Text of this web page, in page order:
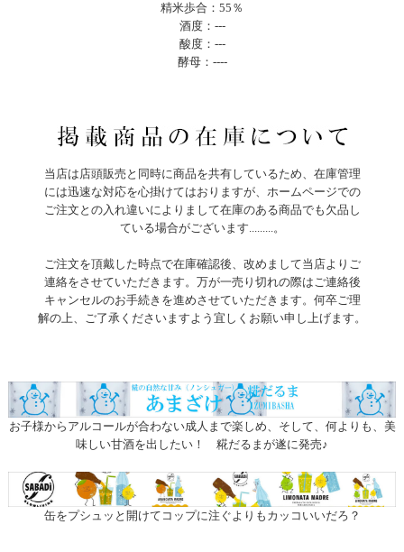
精米歩合：55％
酒度：---
酸度：---
酵母：----
当店は店頭販売と同時に商品を共有しているため、在庫管理
には迅速な対応を心掛けてはおりますが、ホームページでの
ご注文との入れ違いによりまして在庫のある商品でも欠品し
ている場合がございます.........。
ご注文を頂戴した時点で在庫確認後、改めまして当店よりご
連絡をさせていただきます。万が一売り切れの際はご連絡後
キャンセルのお手続きを進めさせていただきます。何卒ご理
解の上、ご了承くださいますよう宜しくお願い申し上げます。
お子様からアルコールが合わない成人まで楽しめ、そして、何よりも、美
味しい甘酒を出したい！ 糀だるまが遂に発売♪
缶をプシュッと開けてコップに注ぐよりもカッコいいだろ？